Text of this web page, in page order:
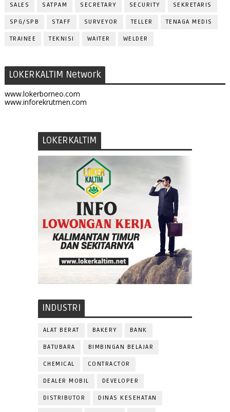
SALES SATPAM SECRETARY SECURITY SEKRETARIS
SPG/SPB STAFF SURVEYOR TELLER TENAGA MEDIS
TRAINEE TEKNISI WAITER WELDER
LOKERKALTIM Network
www.lokerborneo.com
www.inforekrutmen.com
LOKERKALTIM
INDUSTRI
ALAT BERAT BAKERY BANK
BATUBARA BIMBINGAN BELAJAR
CHEMICAL CONTRACTOR
DEALER MOBIL DEVELOPER
DISTRIBUTOR DINAS KESEHATAN